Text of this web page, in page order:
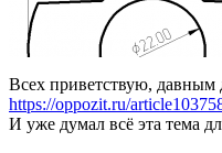
Всех приветствую, давным
https://oppozit.ru/
И уже думал всё эта тема